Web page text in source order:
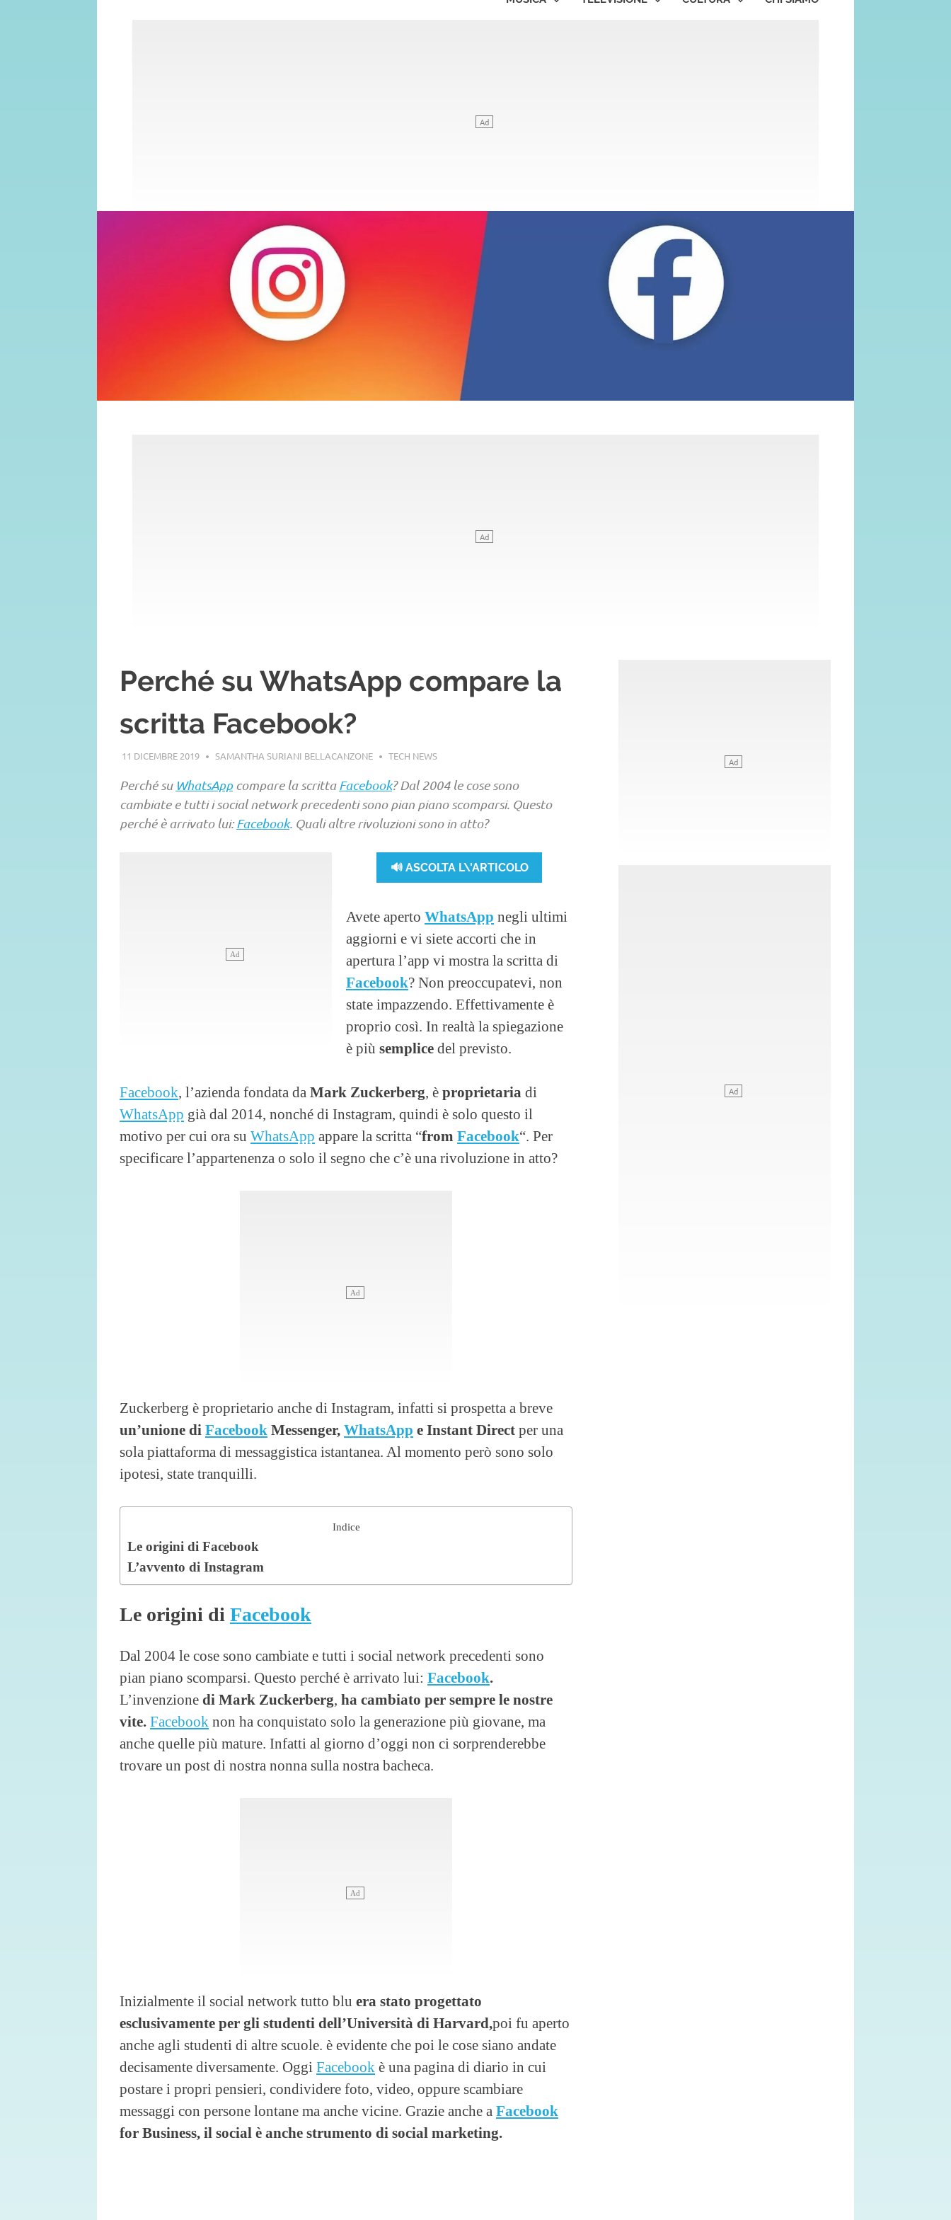
Perché su WhatsApp compare la
scritta Facebook?
11 DICEMBRE 2019 SAMANTHA SURIANI BELLACANZONE TECH NEWS
Perché su WhatsAppcompare la scrittaFacebook? Dal 2004 le cose sono
cambiate e tutti i social network precedenti sono pian piano scomparsi. Questo
perché è arrivato lui:Facebook. Quali altre rivoluzioni sono in atto?
🔊 ASCOLTA L\'ARTICOLO
Avete aperto WhatsApp negli ultimi
aggiorni e vi siete accorti che in
apertura l’app vi mostra la scritta di
Facebook? Non preoccupatevi, non
state impazzendo. Effettivamente è
proprio così. In realtà la spiegazione
è più semplice del previsto.
Facebook, l’azienda fondata da Mark Zuckerberg, è proprietaria di
WhatsApp già dal 2014, nonché di Instagram, quindi è solo questo il
motivo per cui ora su WhatsApp appare la scritta “from Facebook“. Per
specificare l’appartenenza o solo il segno che c’è una rivoluzione in atto?
Zuckerberg è proprietario anche di Instagram, infatti si prospetta a breve
un’unione di Facebook Messenger, WhatsApp e Instant Direct per una
sola piattaforma di messaggistica istantanea. Al momento però sono solo
ipotesi, state tranquilli.
Indice
Le origini di Facebook
L’avvento di Instagram
Le origini di Facebook
Dal 2004 le cose sono cambiate e tutti i social network precedenti sono
pian piano scomparsi. Questo perché è arrivato lui: Facebook.
L’invenzione di Mark Zuckerberg, ha cambiato per sempre le nostre
vite. Facebook non ha conquistato solo la generazione più giovane, ma
anche quelle più mature. Infatti al giorno d’oggi non ci sorprenderebbe
trovare un post di nostra nonna sulla nostra bacheca.
Inizialmente il social network tutto blu era stato progettato
esclusivamente per gli studenti dell’Università di Harvard,poi fu aperto
anche agli studenti di altre scuole. è evidente che poi le cose siano andate
decisamente diversamente. Oggi Facebook è una pagina di diario in cui
postare i propri pensieri, condividere foto, video, oppure scambiare
messaggi con persone lontane ma anche vicine. Grazie anche a Facebook
for Business, il social è anche strumento di social marketing.